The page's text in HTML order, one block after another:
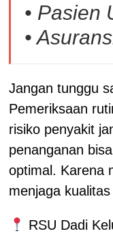
• Pasien
•
Jangan tunggu
Pemeriksaan
risiko penyakit
penanganan
optimal. Karena
menjaga
RSU Dadi